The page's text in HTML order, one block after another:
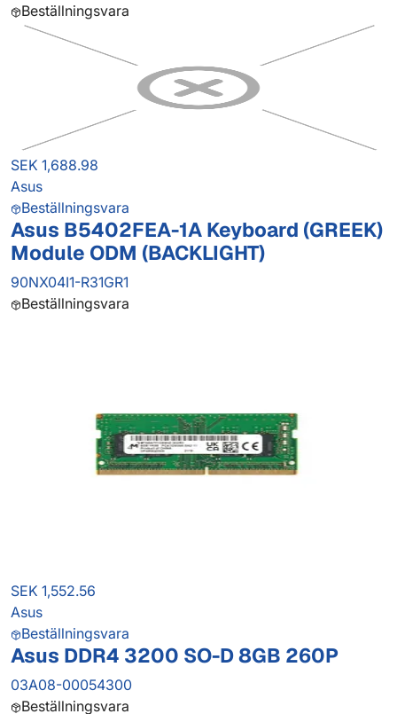
Beställningsvara
SEK 1,688.98
Asus
Beställningsvara
Asus B5402FEA-1A Keyboard (GREEK)
Module ODM (BACKLIGHT)
90NX04I1-R31GR1
Beställningsvara
SEK 1,552.56
Asus
Beställningsvara
Asus DDR4 3200 SO-D 8GB 260P
03A08-00054300
Beställningsvara